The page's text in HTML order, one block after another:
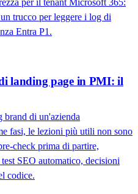
trucco per leggere i log di
Entra P1.
landing page in PMI: il
brand di un'azienda
fasi, le lezioni più utili non sono
check prima di partire,
SEO automatico, decisioni
codice.